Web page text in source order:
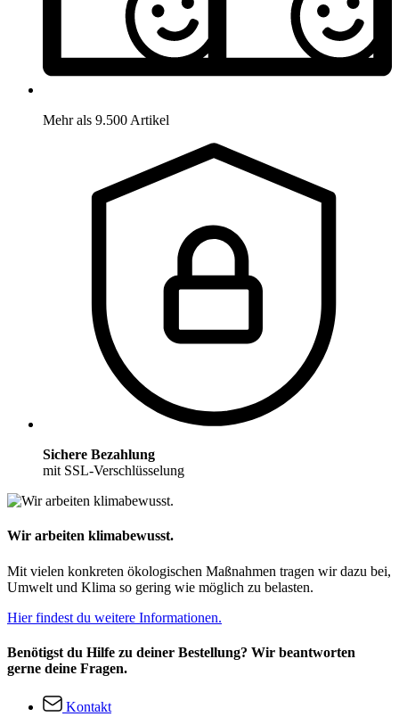
Mehr als 9.500 Artikel
Sichere Bezahlung
mit SSL-Verschlüsselung
Wir arbeiten klimabewusst.
Mit vielen konkreten ökologischen Maßnahmen tragen wir dazu bei,
Umwelt und Klima so gering wie möglich zu belasten.
Hier findest du weitere Informationen.
Benötigst du Hilfe zu deiner Bestellung? Wir beantworten
gerne deine Fragen.
Kontakt